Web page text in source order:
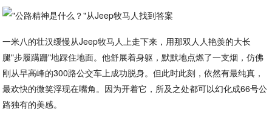
一米八的壮汉缓慢从Jeep牧马人上走下来，用那双人人艳羡的大长
腿"步履蹒跚"地踩住地面。他舒展着身躯，默默地点燃了一支烟，仿佛
刚从早高峰的300路公交车上成功脱身。但此时此刻，依然有最纯真，
最欢快的微笑浮现在嘴角。因为开着它，所及之处都可以幻化成66号公
路独有的美感。